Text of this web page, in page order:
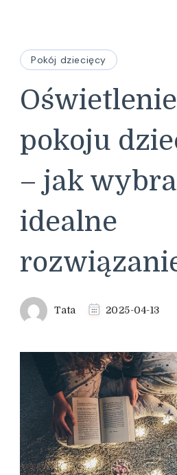
Pokój dziecięcy
pokoju
– jak
idealne
Tata 2025-04-13